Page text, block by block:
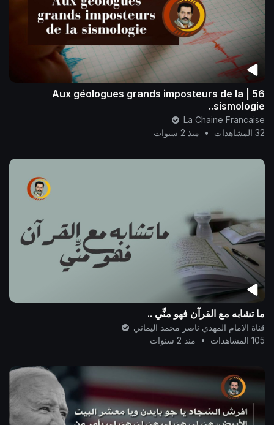
56 | Aux géologues grands imposteurs de la
sismologie..
La Chaine Francaise
32 المشاهدات
• منذ 2 سنوات
ما تشابه مع القرآن فهو منِّي ..
قناة الامام المهدي ناصر محمد اليماني
105 المشاهدات
• منذ 2 سنوات